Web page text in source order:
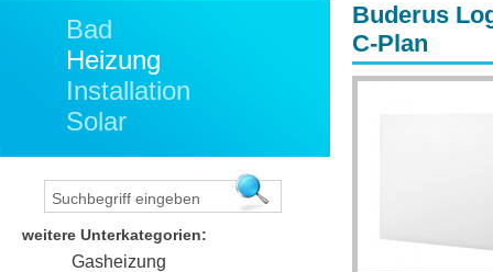
Buderus
C-Plan
Bad
Heizung
Installation
Solar
weitere Unterkategorien:
Gasheizung